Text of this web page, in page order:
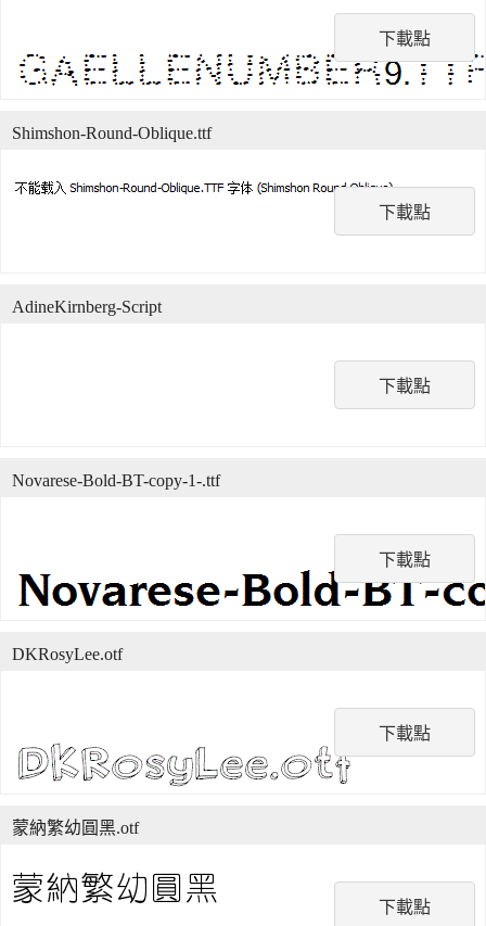
下載點
下載點
Shimshon-Round-Oblique.ttf
下載點
AdineKirnberg-Script
下載點
Novarese-Bold-BT-copy-1-.ttf
下載點
DKRosyLee.otf
下載點
蒙納繁幼圓黑.otf